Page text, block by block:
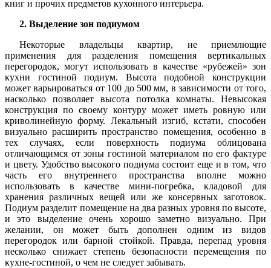
книг и прочих предметов кухонного интерьера.
2. Выделение зон подиумом
Некоторые владельцы квартир, не приемлющие
применения для разделения помещения вертикальных
перегородок, могут использовать в качестве «рубежей» зон
кухни гостиной подиум. Высота подобной конструкции
может варьироваться от 100 до 500 мм, в зависимости от того,
насколько позволяет высота потолка комнаты. Невысокая
конструкция по своему контуру может иметь ровную или
криволинейную форму. Лекальный изгиб, кстати, способен
визуально расширить пространство помещения, особенно в
тех случаях, если поверхность подиума облицована
отличающимся от зоны гостиной материалом по его фактуре
и цвету. Удобство высокого подиума состоит еще и в том, что
часть его внутреннего пространства вполне можно
использовать в качестве мини-погребка, кладовой для
хранения различных вещей или же консервных заготовок.
Подиум разделит помещение на два разных уровня по высоте,
и это выделение очень хорошо заметно визуально. При
желании, он может быть дополнен одним из видов
перегородок или барной стойкой. Правда, перепад уровня
несколько снижает степень безопасности перемещения по
кухне-гостиной, о чем не следует забывать.